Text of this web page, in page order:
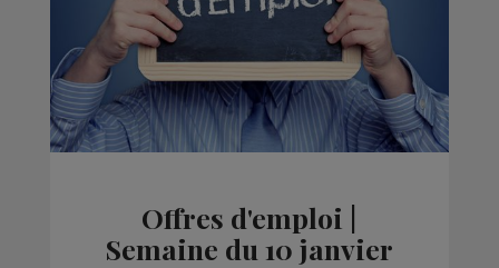
Offres d'emploi |
Semaine du 10 janvier